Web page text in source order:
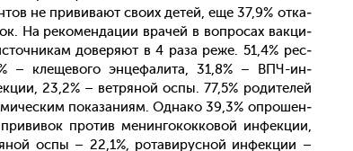
не при­вива­ют сво­их де­тей, еще 37,9% от­ка­
На ре­комен­да­ции вра­чей в воп­ро­сах вак­ци­
до­веря­ют в 4 ра­за ре­же. 51,4% рес­
– кле­щево­го эн­це­фали­та, 31,8% – ВПЧ-ин­
23,2% – вет­ря­ной ос­пы. 77,5% ро­дите­лей
по­каза­ни­ям. Од­на­ко 39,3% оп­ро­шен­
про­тив ме­нин­го­кок­ко­вой ин­фекции,
ос­пы – 22,1%, ро­тави­рус­ной ин­фекции –